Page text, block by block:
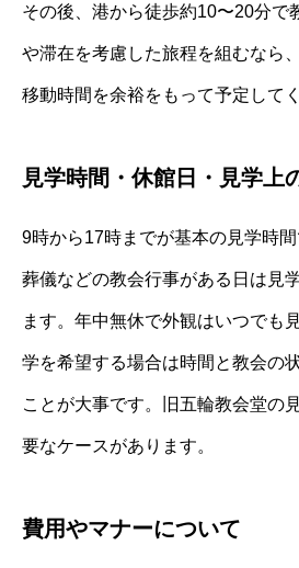
その後、港から徒歩約10〜20分で
や滞在を考慮した旅程を組むなら
移動時間を余裕をもって予定して
見学時間・休館日・見学上
9時から17時までが基本の見学時
葬儀などの教会行事がある日は見
ます。年中無休で外観はいつでも
学を希望する場合は時間と教会の
ことが大事です。旧五輪教会堂の
要なケースがあります。
費用やマナーについて